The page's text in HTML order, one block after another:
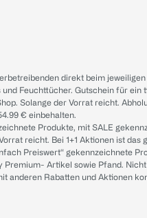
direkt beim
Feuchttücher. Gutschein für
Solange der Vorrat reicht.
€ einbehalten.
Produkte, mit SALE
reicht. Bei 1+1 Aktionen ist das
Preiswert“
Premium- Artikel sowie Pfand.
anderen Rabatten und Aktionen